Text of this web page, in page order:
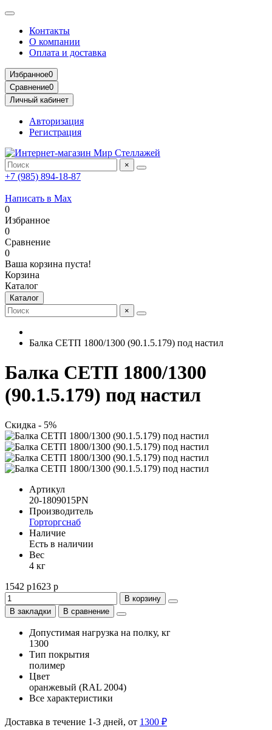
Контакты
О компании
Оплата и доставка
Избранное0
Сравнение0
Личный кабинет
Авторизация
Регистрация
×
+7 (985) 894-18-87
Написать в Max
0
Избранное
0
Сравнение
0
Ваша корзина пуста!
Корзина
Каталог
Каталог
×
Балка СЕТП 1800/1300 (90.1.5.179) под настил
Балка СЕТП 1800/1300
(90.1.5.179) под настил
Скидка - 5%
Артикул
20-1809015PN
Производитель
Горторгснаб
Наличие
Есть в наличии
Вес
4 кг
1542 р1623 р
В корзину
В закладки
В сравнение
Допустимая нагрузка на полку, кг
1300
Тип покрытия
полимер
Цвет
оранжевый (RAL 2004)
Все характеристики
Доставка в течение 1-3 дней, от 1300 ₽